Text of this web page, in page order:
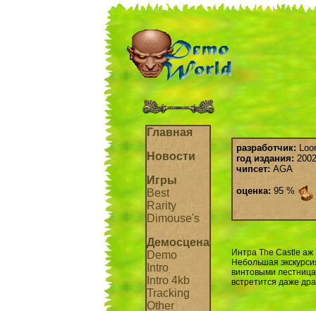
Главная
Новости
Игры
Best
Rarity
Dimouse's
Демосцена
Demo
Intro
Intro 4kb
Tracking
Other
разработчик:
год издания:
чипсет: AGA
оценка: 95 %
Интра The Castle аж
Небольшая
винтовыми
встретится даже